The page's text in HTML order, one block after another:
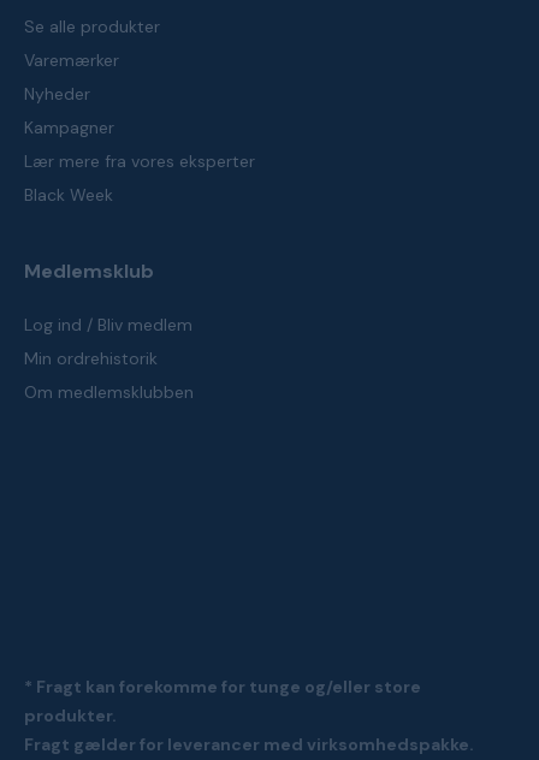
Se alle produkter
Varemærker
Nyheder
Kampagner
Lær mere fra vores eksperter
Black Week
Medlemsklub
Log ind / Bliv medlem
Min ordrehistorik
Om medlemsklubben
* Fragt kan forekomme for tunge og/eller store
produkter.
Fragt gælder for leverancer med virksomhedspakke.